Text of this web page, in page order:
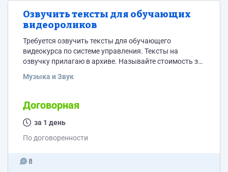
Озвучить тексты для обучающих
видеороликов
Требуется озвучить тексты для обучающего
видеокурса по системе управления. Тексты на
озвучку прилагаю в архиве. Называйте стоимость за
Музыка и Звук
Договорная
за 1 день
По договоренности
8